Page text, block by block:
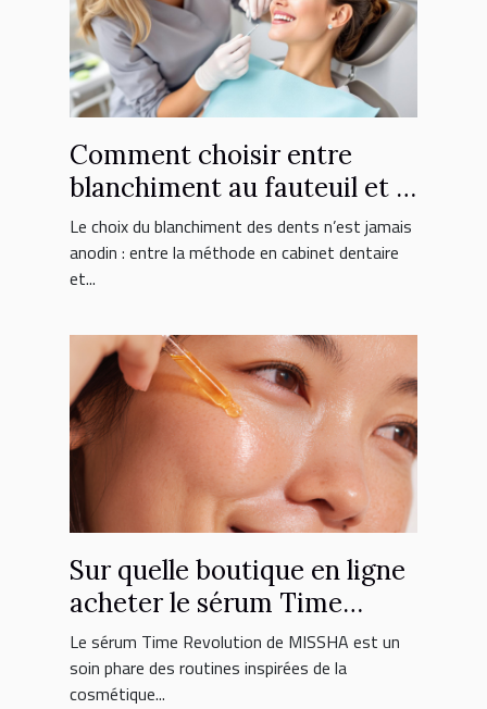
Comment choisir entre
blanchiment au fauteuil et à
domicile ?
Le choix du blanchiment des dents n’est jamais
anodin : entre la méthode en cabinet dentaire
et...
Sur quelle boutique en ligne
acheter le sérum Time
Revolution MISSHA ?
Le sérum Time Revolution de MISSHA est un
soin phare des routines inspirées de la
cosmétique...